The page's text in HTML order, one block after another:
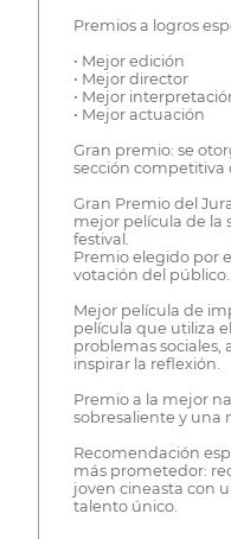
Premios a logros
• Mejor edición
• Mejor director
• Mejor
• Mejor actuación
Gran premio: se
sección competitiva
Gran Premio del
mejor película de la
festival.
Premio elegido por
votación del público.
Mejor película de
película que utiliza
problemas sociales,
inspirar la reflexión.
Premio a la mejor
sobresaliente y una
Recomendación
más prometedor:
joven cineasta con
talento único.